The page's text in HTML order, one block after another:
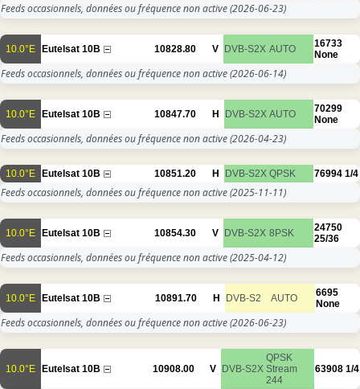
Feeds occasionnels, données ou fréquence non active(2026-06-23)
10.0°E Eutelsat 10B 10828.80 V DVB-S2X AUTO
16733
None
Feeds occasionnels, données ou fréquence non active(2026-06-14)
10.0°E Eutelsat 10B 10847.70 H DVB-S2X AUTO
70299
None
Feeds occasionnels, données ou fréquence non active(2026-04-23)
10.0°E Eutelsat 10B 10851.20 H DVB-S2X QPSK 76994 1/4
Feeds occasionnels, données ou fréquence non active(2025-11-11)
10.0°E Eutelsat 10B 10854.30 V DVB-S2X 8PSK
24750
25/36
Feeds occasionnels, données ou fréquence non active(2025-04-12)
10.0°E Eutelsat 10B 10891.70 H DVB-S2 AUTO
6695
None
Feeds occasionnels, données ou fréquence non active(2026-06-23)
10.0°E Eutelsat 10B 10908.00 V DVB-S2X
QPSK
Stream
244
63908 1/4